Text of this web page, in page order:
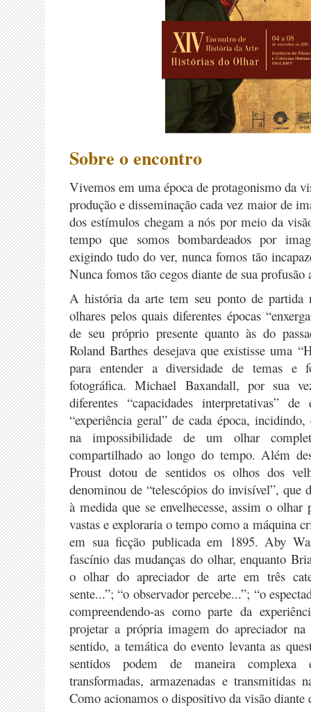
Sobre o encontro
Vivemos em uma época de protagonismo da
produção e disseminação cada vez maior de
dos estímulos chegam a nós por meio da
tempo que somos bombardeados por
exigindo tudo do ver, nunca fomos tão
Nunca fomos tão cegos diante de sua profusão
A história da arte tem seu ponto de partida
olhares pelos quais diferentes épocas
de seu próprio presente quanto às do
Roland Barthes desejava que existisse uma
para entender a diversidade de temas e
fotográfica. Michael Baxandall, por sua
diferentes “capacidades interpretativas”
“experiência geral” de cada época,
na impossibilidade de um olhar
compartilhado ao longo do tempo. Além
Proust dotou de sentidos os olhos dos
denominou de “telescópios do invisível”, que
à medida que se envelhecesse, assim o olhar
vastas e exploraria o tempo como a máquina
em sua ficção publicada em 1895. Aby
fascínio das mudanças do olhar, enquanto
o olhar do apreciador de arte em três
sente...”; “o observador percebe...”; “o
compreendendo-as como parte da
projetar a própria imagem do apreciador na
sentido, a temática do evento levanta as
sentidos podem de maneira complexa
transformadas, armazenadas e transmitidas
Como acionamos o dispositivo da visão diante